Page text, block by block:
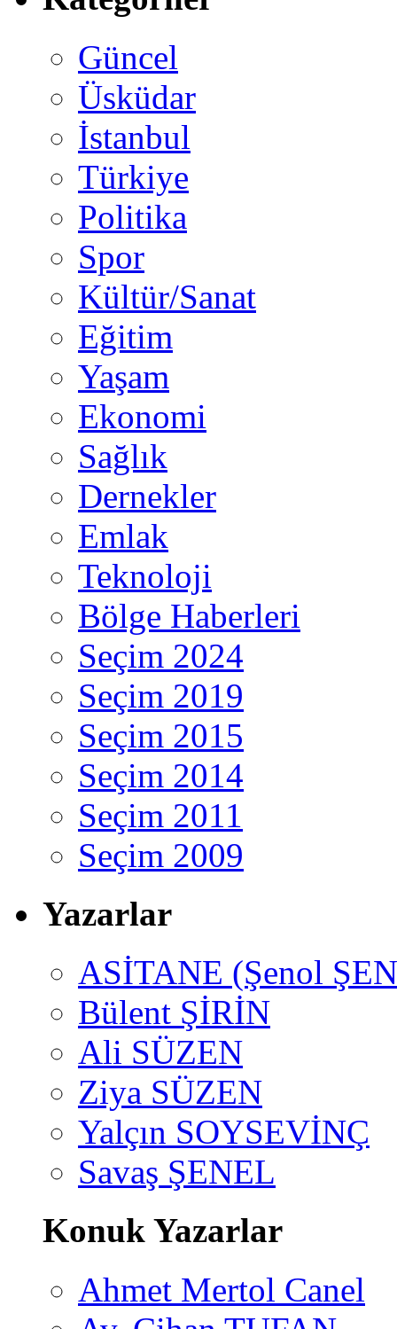
Güncel
Üsküdar
İstanbul
Türkiye
Politika
Spor
Kültür/Sanat
Eğitim
Yaşam
Ekonomi
Sağlık
Dernekler
Emlak
Teknoloji
Bölge Haberleri
Seçim 2024
Seçim 2019
Seçim 2015
Seçim 2014
Seçim 2011
Seçim 2009
Yazarlar
ASİTANE (Şenol
Bülent ŞİRİN
Ali SÜZEN
Ziya SÜZEN
Yalçın SOYSEVİNÇ
Savaş ŞENEL
Konuk Yazarlar
Ahmet Mertol Canel